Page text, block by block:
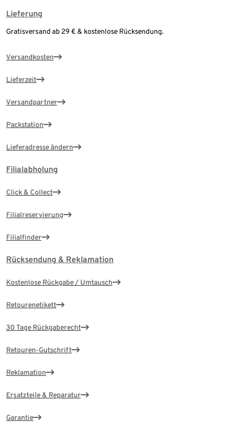
Lieferung
Gratisversand ab 29 € & kostenlose Rücksendung.
Versandkosten
Lieferzeit
Versandpartner
Packstation
Lieferadresse ändern
Filialabholung
Click & Collect
Filialreservierung
Filialfinder
Rücksendung & Reklamation
Kostenlose Rückgabe / Umtausch
Retourenetikett
30 Tage Rückgaberecht
Retouren-Gutschrift
Reklamation
Ersatzteile & Reparatur
Garantie